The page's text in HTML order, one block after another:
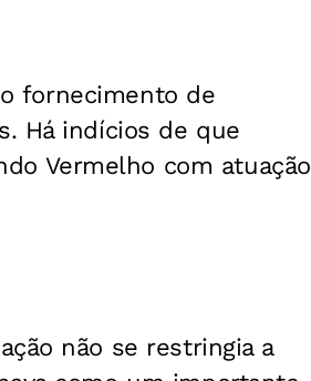
fornecimento de
Há indícios de que
Vermelho com atuação
não se restringia a